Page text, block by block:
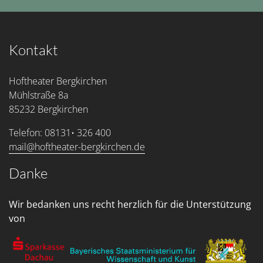
Kontakt
Hoftheater Bergkirchen
Mühlstraße 8a
85232 Bergkirchen
Telefon: 08131• 326 400
mail@hoftheater-bergkirchen.de
Danke
Wir bedanken uns recht herzlich für die Unterstützung
von